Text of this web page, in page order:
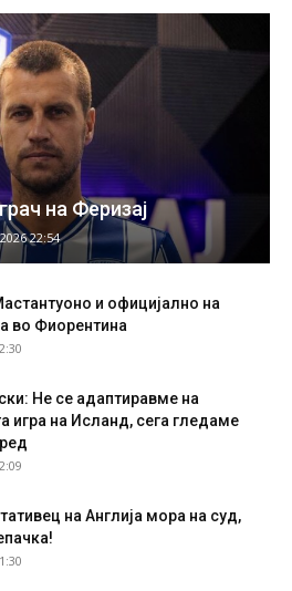
на Феризај
22:54
и официјално на
во Фиорентина
Не се адаптиравме на
игра на Исланд, сега гледаме
на Англија мора на суд,